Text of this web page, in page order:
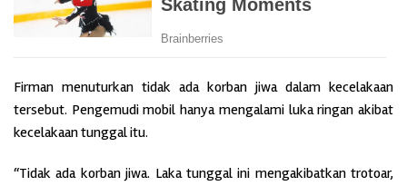
Firman menuturkan tidak ada korban jiwa dalam kecelakaan
tersebut. Pengemudi mobil hanya mengalami luka ringan akibat
kecelakaan tunggal itu.
“Tidak ada korban jiwa. Laka tunggal ini mengakibatkan trotoar,